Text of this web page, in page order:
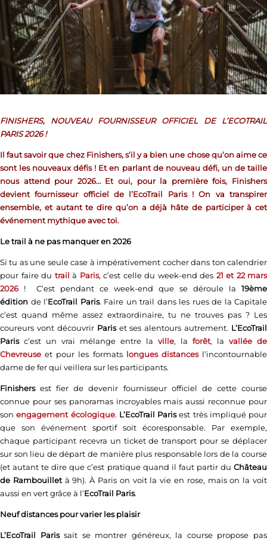
FINISHERS, NOUVEAU FOURNISSEUR OFFICIEL DE L’ECOTRAIL
PARIS 2026 !
Il faut savoir que chez Finishers, s’il y a bien une chose qu’on aime ce
sont les nouveaux défis ! Et en parlant de nouveau défi, un de taille
nous attend pour 2026… Et oui, pour la première fois, Finishers
devient fournisseur officiel de l’EcoTrail Paris ! On va transpirer
ensemble, et autant te dire qu’on a déjà hâte de participer à cet
événement mythique avec toi.
Le trail à ne pas manquer en 2026
Si tu as une seule case à impérativement cocher dans ton calendrier
pour faire du trail à Paris, c’est celle du week-end des 21 et 22 mars
2026 ! C’est pendant ce week-end que se déroule la 19ème
édition de l’EcoTrail Paris. Faire un trail dans les rues de la Capitale
c’est quand même assez extraordinaire, tu ne trouves pas ? Les
coureurs vont découvrir Pariset ses alentours autrement. L’EcoTrail
Parisc’est un vrai mélange entre la ville, la forêt, la vallée de
Chevreuse et pour les formats longues distances l’incontournable
dame de fer qui veillera sur les participants.
Finishersest fier de devenir fournisseur officiel de cette course
connue pour ses panoramas incroyables mais aussi reconnue pour
sonengagement écologique. L’EcoTrail Parisest très impliqué pour
que son événement sportif soit écoresponsable. Par exemple,
chaque participant recevra un ticket de transport pour se déplacer
sur son lieu de départ de manière plus responsable lors de la course
(et autant te dire que c’est pratique quand il faut partir du Château
de Rambouilletà 9h). À Paris on voit la vie en rose, mais on la voit
aussi en vert grâce à l’EcoTrail Paris.
Neuf distances pour varier les plaisir
L’EcoTrail Parissait se montrer généreux, la course propose pas